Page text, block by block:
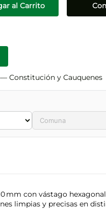
al Carrito
Constitución y Cauquenes
mm con vástago
limpias y precisas en